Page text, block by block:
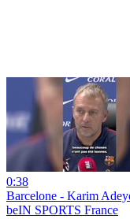
0:38
Barcelone - Karim
beIN SPORTS France